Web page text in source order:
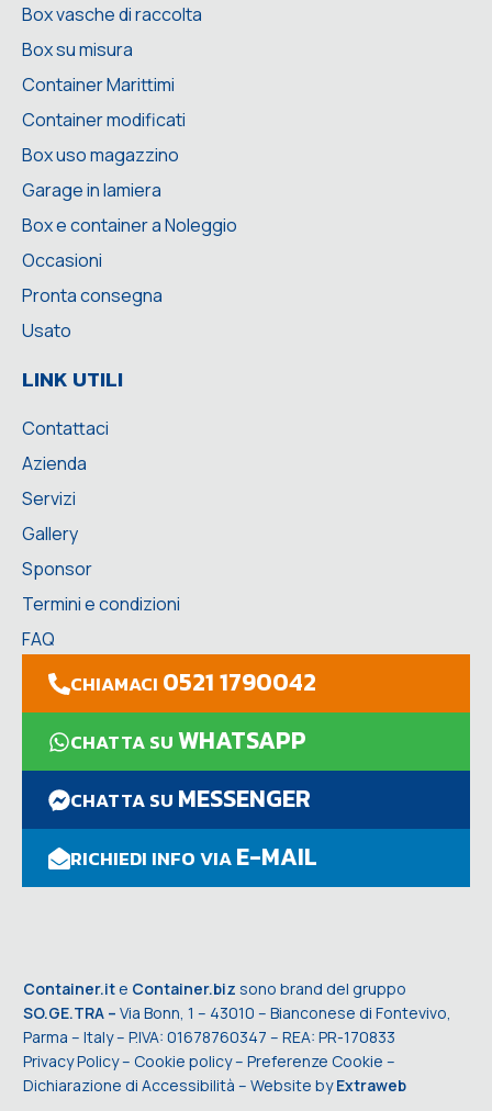
Box vasche di raccolta
Box su misura
Container Marittimi
Container modificati
Box uso magazzino
Garage in lamiera
Box e container a Noleggio
Occasioni
Pronta consegna
Usato
LINK UTILI
Contattaci
Azienda
Servizi
Gallery
Sponsor
Termini e condizioni
FAQ
CHIAMACI 0521 1790042
CHATTA SUWHATSAPP
CHATTA SU MESSENGER
RICHIEDI INFO VIAE-MAIL
Container.it e Container.biz sono brand del gruppo
SO.GE.TRA – Via Bonn, 1 – 43010 – Bianconese di Fontevivo,
Parma – Italy – P.IVA: 01678760347 – REA: PR-170833
Privacy Policy– Cookie policy– Preferenze Cookie –
Dichiarazione di Accessibilità – Website byExtraweb